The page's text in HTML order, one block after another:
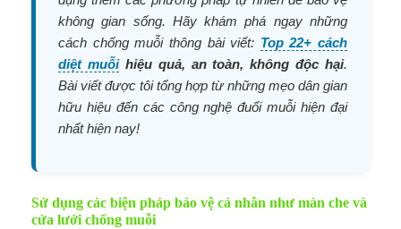
không gian sống. Hãy khám phá ngay những
cách chống muỗi thông bài viết: Top 22+ cách
diệt muỗihiệu quả, an toàn, không độc hại.
Bài viết được tôi tổng hợp từ những mẹo dân gian
hữu hiệu đến các công nghệ đuổi muỗi hiện đại
nhất hiện nay!
Sử dụng các biện pháp bảo vệ cá nhân như màn che và
cửa lưới chống muỗi